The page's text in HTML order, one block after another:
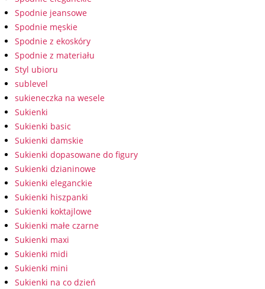
Spodnie jeansowe
Spodnie męskie
Spodnie z ekoskóry
Spodnie z materiału
Styl ubioru
sublevel
sukieneczka na wesele
Sukienki
Sukienki basic
Sukienki damskie
Sukienki dopasowane do figury
Sukienki dzianinowe
Sukienki eleganckie
Sukienki hiszpanki
Sukienki koktajlowe
Sukienki małe czarne
Sukienki maxi
Sukienki midi
Sukienki mini
Sukienki na co dzień